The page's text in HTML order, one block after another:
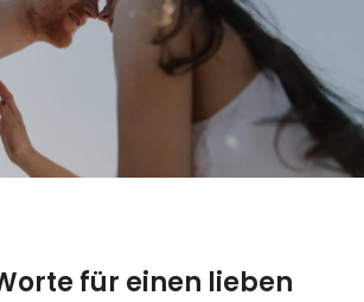
für einen lieben